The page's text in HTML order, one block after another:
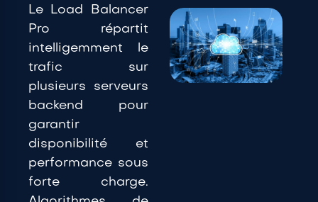
Le Load Balancer
Pro répartit
intelligemment le
trafic sur
plusieurs serveurs
backend pour
garantir
disponibilité et
performance sous
forte charge.